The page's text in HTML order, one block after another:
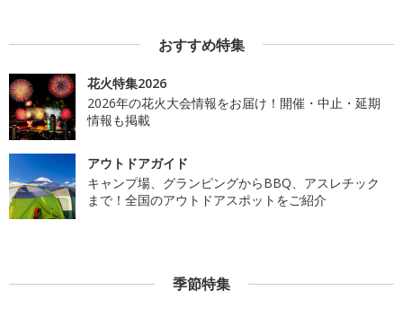
おすすめ特集
花火特集2026
2026年の花火大会情報をお届け！開催・中止・延期
情報も掲載
アウトドアガイド
キャンプ場、グランピングからBBQ、アスレチック
まで！全国のアウトドアスポットをご紹介
季節特集